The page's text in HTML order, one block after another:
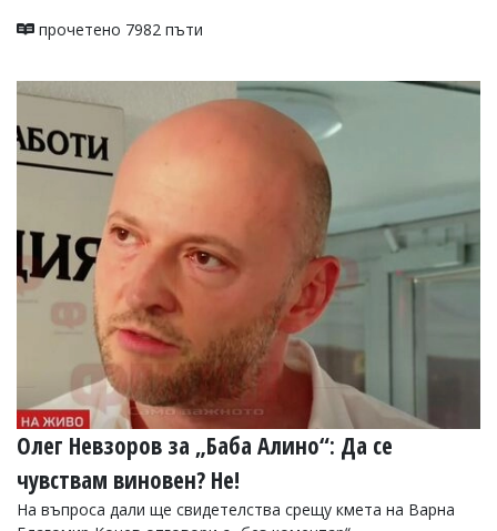
прочетено 7982 пъти
Олег Невзоров за „Баба Алино“: Да се
чувствам виновен? Не!
На въпроса дали ще свидетелства срещу кмета на Варна